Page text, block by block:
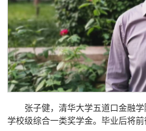
张子健，清华大学五道口金融
学校级综合一类奖学金。毕业后将前